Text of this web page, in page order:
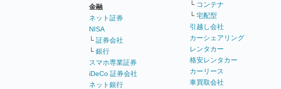
金融
ネット証券
NISA
└ 証券会社
└ 銀行
スマホ専業証券
iDeCo 証券会社
ネット銀行
└ コンテナ
└ 宅配型
引越し会社
カーシェアリング
レンタカー
格安レンタカー
カーリース
車買取会社